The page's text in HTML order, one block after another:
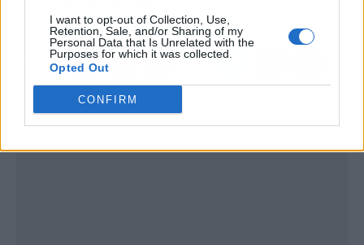
I want to opt-out of Collection, Use,
Retention, Sale, and/or Sharing of my
Personal Data that Is Unrelated with the
Purposes for which it was collected.
Opted Out
CONFIRM